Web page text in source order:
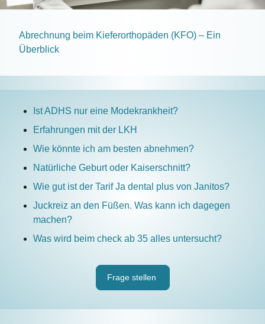
Abrechnung beim Kieferorthopäden (KFO) – Ein
Überblick
Ist ADHS nur eine Modekrankheit?
Erfahrungen mit der LKH
Wie könnte ich am besten abnehmen?
Natürliche Geburt oder Kaiserschnitt?
Wie gut ist der Tarif Ja dental plus von Janitos?
Juckreiz an den Füßen. Was kann ich dagegen
machen?
Was wird beim check ab 35 alles untersucht?
Frage stellen